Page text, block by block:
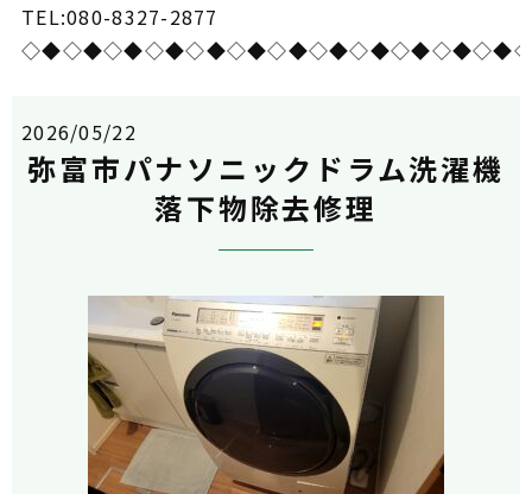
TEL:080-8327-2877
2026/05/22
弥富市パナソニックドラム洗濯機
落下物除去修理